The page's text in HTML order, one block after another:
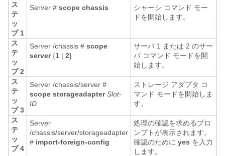
ス
テ
ッ
プ 1
Server # scope chassis
シャーシ コマンド モー
ドを開始します。
ス
テ
ッ
プ 2
Server /chassis # scope
server{1 | 2}
サーバ 1 または 2 のサー
バ コマンド モードを開
始します。
ス
テ
ッ
プ 3
Server /chassis/server #
scope storageadapterSlot-
ID
ストレージ アダプタ コ
マンド モードを開始しま
す。
ス
テ
ッ
プ 4
Server
/chassis/server/storageadapter
# import-foreign-config
処理の確認を求めるプロ
ンプトが表示されます。
確認のために yes を入力
します。